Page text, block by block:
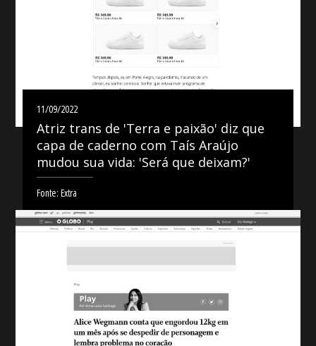
11/09/2022
Atriz trans de 'Terra e paixão' diz que
capa de caderno com Taís Araújo
mudou sua vida: 'Será que deixam?'
Fonte: Extra